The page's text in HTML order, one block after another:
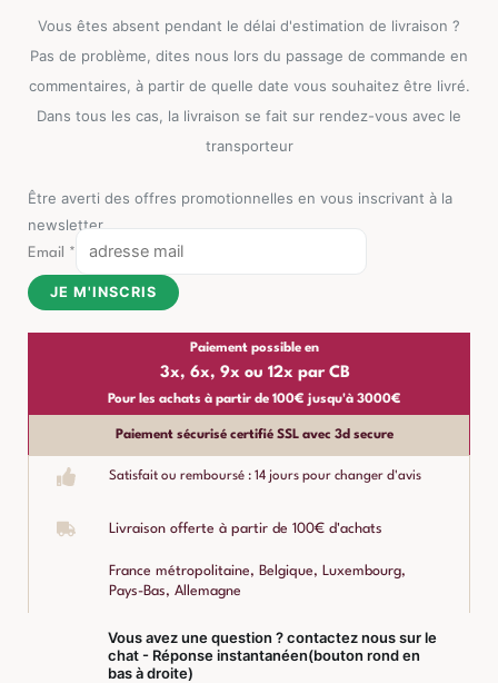
Vous êtes absent pendant le délai d'estimation de livraison ?
Pas de problème, dites nous lors du passage de commande en
commentaires, à partir de quelle date vous souhaitez être livré.
Dans tous les cas, la livraison se fait sur rendez-vous avec le
transporteur
Être averti des offres promotionnelles en vous inscrivant à la
newsletter
Email *
JE M'INSCRIS
Paiement possible en
3x, 6x, 9x ou 12x par CB
Pour les achats à partir de 100€ jusqu'à 3000€
Paiement sécurisé certifié SSL avec 3d secure
Satisfait ou remboursé : 14 jours pour changer d'avis
Livraison offerte à partir de 100€ d'achats
France métropolitaine, Belgique, Luxembourg,
Pays-Bas, Allemagne
Vous avez une question ? contactez nous sur le
chat - Réponse instantanéen(bouton rond en
bas à droite)